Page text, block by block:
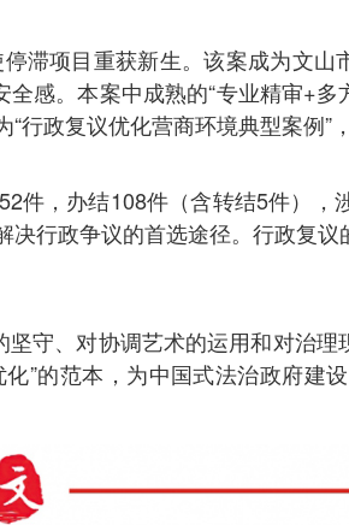
滞项目重获新生。该案成为文山
感。本案中成熟的“专业精审+多
政复议优化营商环境典型案例”
件，办结108件（含转结5件），
行政争议的首选途径。行政复议
守、对协调艺术的运用和对治
”的范本，为中国式法治政府建